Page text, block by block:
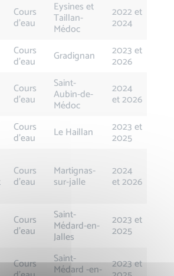
Cours
d’eau
Eysines et
Taillan-
Médoc
2022 et
2024
Cours
d’eau Gradignan 2023 et
2026
Cours
d’eau
Saint-
Aubin-de-
Médoc
2024
et 2026
Cours
d’eau Le Haillan 2023 et
2025
Cours
d’eau
Martignas-
sur-jalle
2024
et 2026
Cours
d’eau
Saint-
Médard-en-
Jalles
2023 et
2025
Cours Saint-
Médard -en- 2023 et